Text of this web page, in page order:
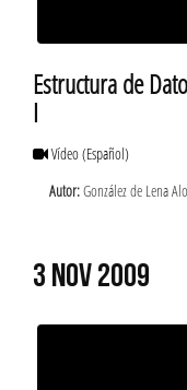
Estructura de
I
Vídeo(Español)
Autor:González de Lena
3 NOV 2009